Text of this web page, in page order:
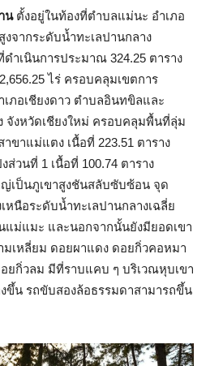
นตั้งอยู่ในท้องที่ตำบลแม่นะ อำเภอ
งจากระดับน้ำทะเลปานกลาง
ำเนินการประมาณ 324.25 ตาราง
ไร่ ครอบคลุมเขตการ
ภอเชียงดาว ตำบลอินทขิลและ
จังหวัดเชียงใหม่ ครอบคลุมพื้นที่ลุ่ม
ขาแม่แตง เนื้อที่ 223.51 ตาราง
วนที่ 1 เนื้อที่ 100.74 ตาราง
เป็นภูเขาสูงชันสลับซับซ้อน จุด
นือระดับน้ำทะเลปานกลางเฉลี่ย
แม่แมะ และนอกจากนั้นยังมียอดเขา
มเหลี่ยม ดอยผาแดง ดอยกิ่วคอหมา
ยกิ่วลม มีที่ราบแคบ ๆ บริเวณหุบเขา
ขึ้น รถขับสองล้อธรรมดาสามารถขึ้น